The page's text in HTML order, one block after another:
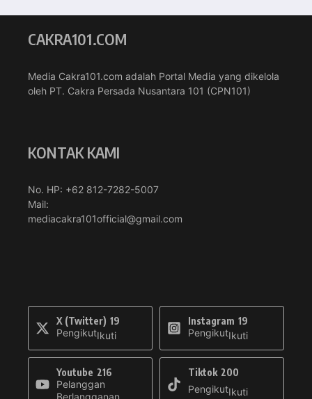
CAKRA101.COM
Media Cakra101.com adalah Portal Media yang dikelola
oleh PT. Cakra Persada Nusantara 101 (CPN101)
KONTAK KAMI
No. HP: +62 812-7282-5007
Mail:
mediacakra101official@gmail.com
X (Twitter) 19
PengikutIkuti
Instagram 19
PengikutIkuti
Youtube 216
Pelanggan
Berlangganan
Tiktok 200
PengikutIkuti